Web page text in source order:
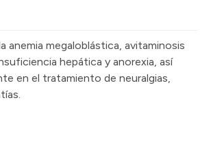
anemia megaloblástica, avitaminosis
hepática y anorexia, así
en el tratamiento de neuralgias,